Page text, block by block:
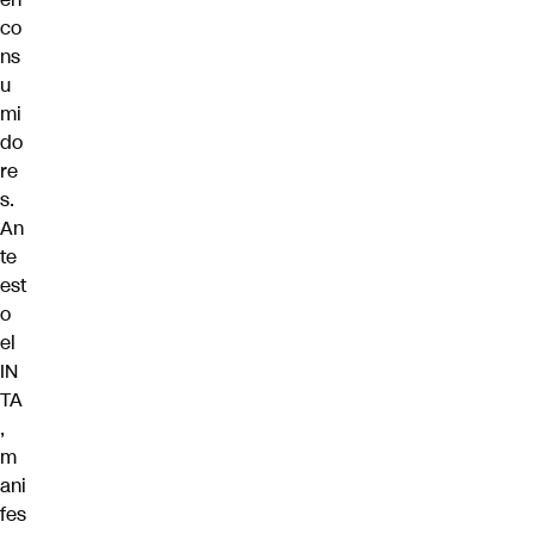
co
ns
u
mi
do
re
s.
An
te
est
o
el
IN
TA
,
m
ani
fes